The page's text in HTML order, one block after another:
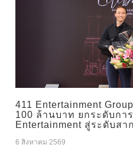
411 Entertainment
100 ล้านบาท ยกระดับกา
Entertainment สู่ระดับสา
6 สิงหาคม 2569